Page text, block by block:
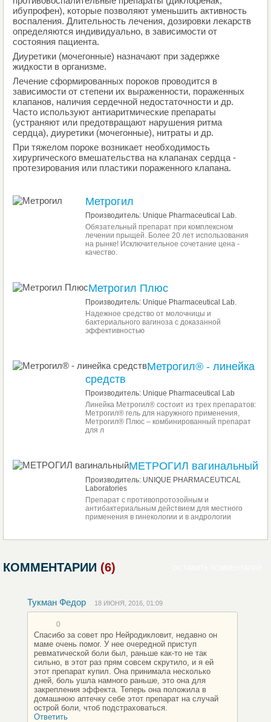
ибупрофен), которые позволяют уменьшить активность
воспаления. Длительность лечения, дозировки лекарств
определяются индивидуально, в зависимости от
состояния пациента.
Диуретики (мочегонные) назначают при задержке
жидкости в организме.
Лечение сформированных пороков проводится в
зависимости от степени их выраженности, пораженных
клапанов, наличия сердечной недостаточности и др.
Часто используют антиаритмические препараты
(устраняют или предотвращают нарушения ритма
сердца), диуретики (мочегонные), нитраты и др.
При тяжелом пороке возникает необходимость
хирургического вмешательства на клапанах сердца -
протезирования или пластики пораженного клапана.
Метрогил
Производитель: Unique Pharmaceutical Lab.
Обязательный препарат при комплексном
лечении прыщей. Более 20 лет использования
на рынке! Исключительное сочетание цена -
качество.
Метрогил Плюс
Производитель: Unique Pharmaceutical Lab.
Надежное средство от молочницы и
бактериального вагиноза с доказанной
эффективностью
Метрогил® - линейка
средств
Производитель: Unique Pharmaceutical Lab
Линейка Метрогил® состоит из трех препаратов:
Метрогил® гель для наружного применения,
Метрогил® Плюс – комбинированный препарат
для л
МЕТРОГИЛ вагинальный
Производитель: UNIQUE PHARMACEUTICAL
Laboratories
Препарат с противопротозойным и
антибактериальным действием для местного
применения в гинекологии и в андрологии
КОММЕНТАРИИ (6)
Тукман Федор 18 ИЮНЯ, 2016, 01:09
0
Спасибо за совет про Нейродикловит, недавно он
маме очень помог. У нее очередной приступ
ревматической боли был, раньше как-то не так
сильно, в этот раз прям совсем скрутило, и я ей
этот препарат купил. Она принимала несколько
дней, боль ушла намного раньше, это она для
закрепления эффекта. Теперь она положила в
домашнюю аптечку себе этот препарат на случай
острой боли, чтоб подстраховаться.
Ответить